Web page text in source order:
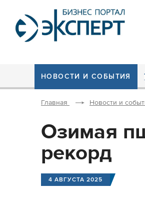
НОВОСТИ И СОБЫТИЯ
Главная Новости и
Озимая
рекорд
4 АВГУСТА 2025